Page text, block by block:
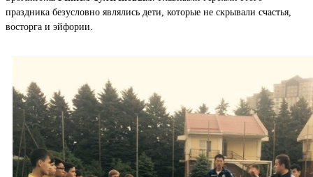
праздника безусловно являлись дети, которые не скрывали счастья,
восторга и эйфории.